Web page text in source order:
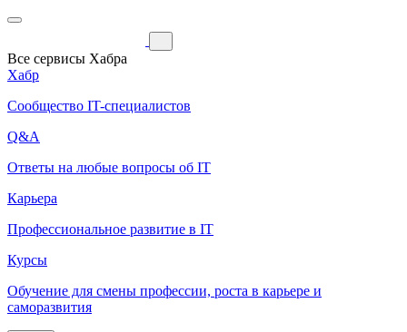
Все сервисы Хабра
Хабр
Сообщество IT-специалистов
Q&A
Ответы на любые вопросы об IT
Карьера
Профессиональное развитие в IT
Курсы
Обучение для смены профессии, роста в карьере и
саморазвития